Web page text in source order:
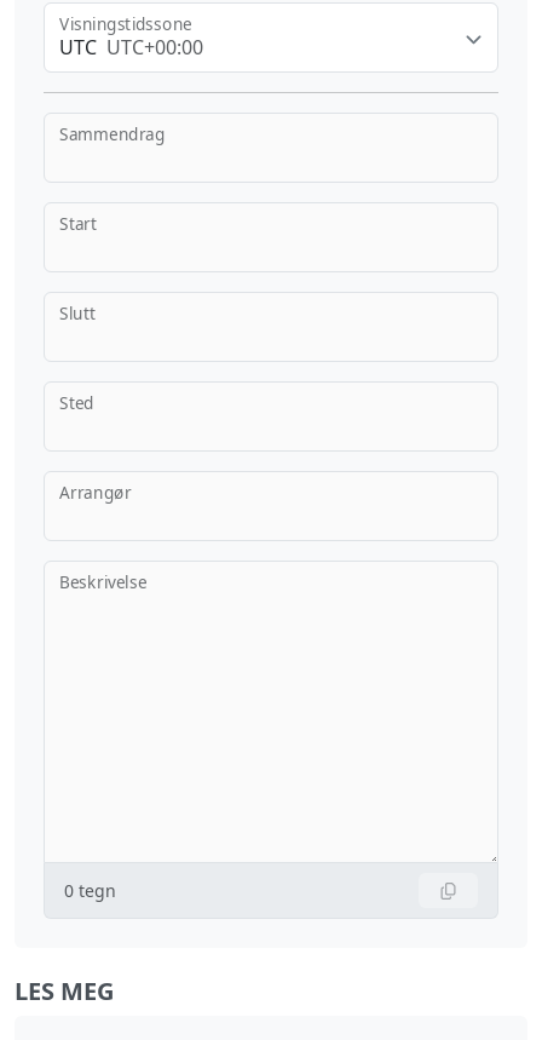
UTC UTC+00:00
Visningstidssone
Sammendrag
Start
Slutt
Sted
Arrangør
Beskrivelse
0 tegn
LES MEG